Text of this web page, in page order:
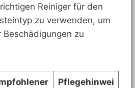
Reiniger für den
zu verwenden, um
zu
Pflegehinwei